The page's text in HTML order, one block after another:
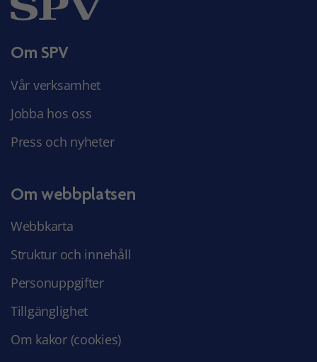
Om SPV
Vår verksamhet
Jobba hos oss
Press och nyheter
Om webbplatsen
Webbkarta
Struktur och innehåll
Personuppgifter
Tillgänglighet
Om kakor (cookies)